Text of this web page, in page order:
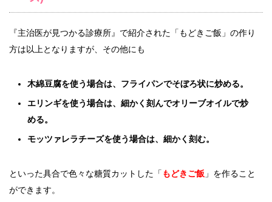
『主治医が見つかる診療所』で紹介された「もどきご飯」の作り
方は以上となりますが、その他にも
木綿豆腐を使う場合は、フライパンでそぼろ状に炒める。
エリンギを使う場合は、細かく刻んでオリーブオイルで炒
める。
モッツァレラチーズを使う場合は、細かく刻む。
といった具合で色々な糖質カットした「 もどきご飯 」を作ること
ができます。